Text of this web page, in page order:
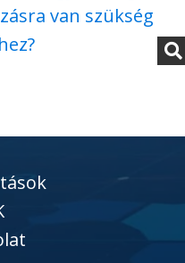
van szükség